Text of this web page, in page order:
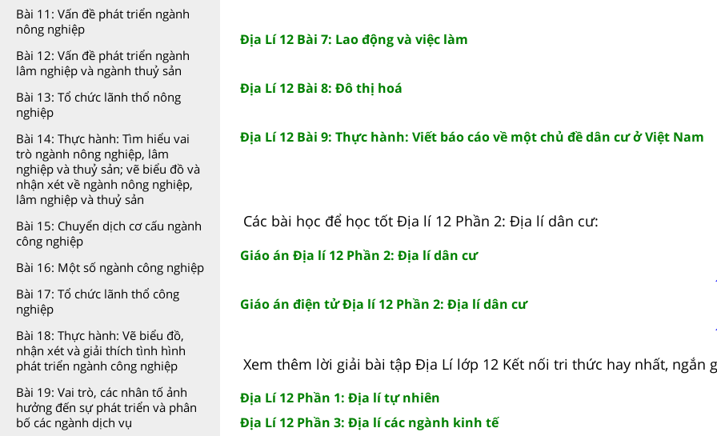
Bài 11: Vấn đề phát triển ngành
nông nghiệp
Bài 12: Vấn đề phát triển ngành
lâm nghiệp và ngành thuỷ sản
Bài 13: Tổ chức lãnh thổ nông
nghiệp
Bài 14: Thực hành: Tìm hiểu vai
trò ngành nông nghiệp, lâm
nghiệp và thuỷ sản; vẽ biểu đồ và
nhận xét về ngành nông nghiệp,
lâm nghiệp và thuỷ sản
Bài 15: Chuyển dịch cơ cấu ngành
công nghiệp
Bài 16: Một số ngành công nghiệp
Bài 17: Tổ chức lãnh thổ công
nghiệp
Bài 18: Thực hành: Vẽ biểu đồ,
nhận xét và giải thích tình hình
phát triển ngành công nghiệp
Bài 19: Vai trò, các nhân tố ảnh
hưởng đến sự phát triển và phân
bố các ngành dịch vụ
Địa Lí 12 Bài 7: Lao động và việc làm
Địa Lí 12 Bài 8: Đô thị hoá
Địa Lí 12 Bài 9: Thực hành: Viết báo cáo về một chủ đề dân cư ở Việt Nam
Các bài học để học tốt Địa lí 12 Phần 2: Địa lí dân cư:
Giáo án Địa lí 12 Phần 2: Địa lí dân cư
Giáo án điện tử Địa lí 12 Phần 2: Địa lí dân cư
Xem thêm lời giải bài tập Địa Lí lớp 12 Kết nối tri thức hay nhất, ngắn
Địa Lí 12 Phần 1: Địa lí tự nhiên
Địa Lí 12 Phần 3: Địa lí các ngành kinh tế